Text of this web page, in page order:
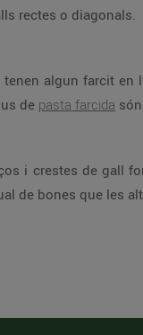
rectes o diagonals.
algun farcit
de pasta farcida
i crestes de gall
de bones que les